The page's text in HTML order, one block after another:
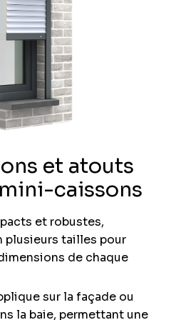
et atouts
caissons
et robustes,
plusieurs tailles pour
de chaque
sur la façade ou
la baie, permettant une